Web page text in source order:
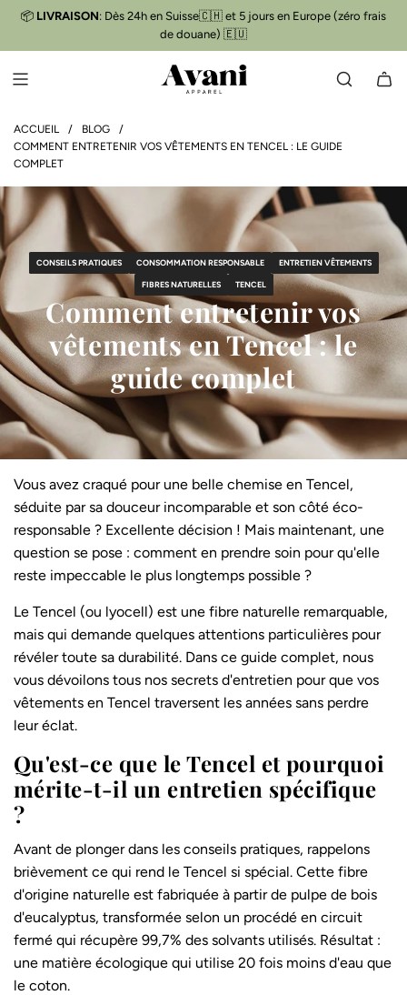
S
O
N
E
N
📦 LIVRAISON: Dès 24h en Suisse🇨🇭 et 5 jours en Europe (zéro frais
de douane) 🇪🇺
ACCUEIL / BLOG
/
COMMENT ENTRETENIR VOS VÊTEMENTS EN TENCEL : LE GUIDE
COMPLET
CONSEILS PRATIQUES CONSOMMATION RESPONSABLE ENTRETIEN VÊTEMENTS
FIBRES NATURELLES TENCEL
Comment entretenir vos
vêtements en Tencel : le
guide complet
Vous avez craqué pour une belle chemise en Tencel,
séduite par sa douceur incomparable et son côté éco-
responsable ? Excellente décision ! Mais maintenant, une
question se pose : comment en prendre soin pour qu'elle
reste impeccable le plus longtemps possible ?
Le Tencel (ou lyocell) est une fibre naturelle remarquable,
mais qui demande quelques attentions particulières pour
révéler toute sa durabilité. Dans ce guide complet, nous
vous dévoilons tous nos secrets d'entretien pour que vos
vêtements en Tencel traversent les années sans perdre
leur éclat.
Qu'est-ce que le Tencel et pourquoi
mérite-t-il un entretien spécifique
?
Avant de plonger dans les conseils pratiques, rappelons
brièvement ce qui rend le Tencel si spécial. Cette fibre
d'origine naturelle est fabriquée à partir de pulpe de bois
d'eucalyptus, transformée selon un procédé en circuit
fermé qui récupère 99,7% des solvants utilisés. Résultat :
une matière écologique qui utilise 20 fois moins d'eau que
le coton.